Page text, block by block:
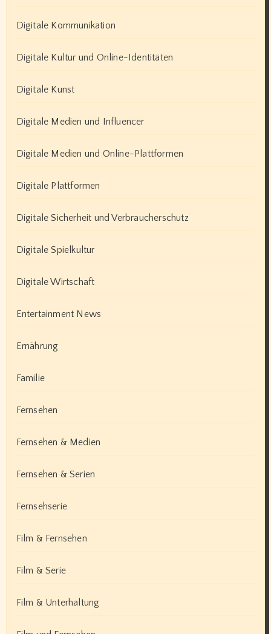
Digitale Kommunikation
Digitale Kultur und Online-Identitäten
Digitale Kunst
Digitale Medien und Influencer
Digitale Medien und Online-Plattformen
Digitale Plattformen
Digitale Sicherheit und Verbraucherschutz
Digitale Spielkultur
Digitale Wirtschaft
Entertainment News
Ernährung
Familie
Fernsehen
Fernsehen & Medien
Fernsehen & Serien
Fernsehserie
Film & Fernsehen
Film & Serie
Film & Unterhaltung